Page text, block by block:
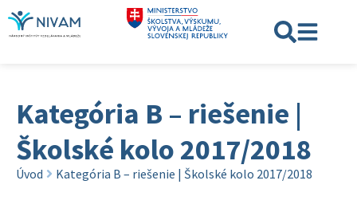
Kategória B – riešenie |
Školské kolo 2017/2018
Úvod Kategória B – riešenie | Školské kolo 2017/2018